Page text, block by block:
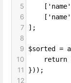
5
6
7 ];
8
9
$sorted =
10
return
11 }));
12